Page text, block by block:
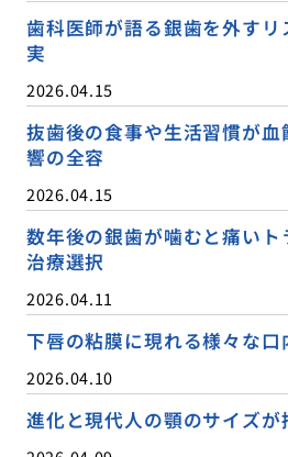
歯科医師が語る銀歯を外す
実
2026.04.15
抜歯後の食事や生活習慣が
響の全容
2026.04.15
数年後の銀歯が噛むと痛い
治療選択
2026.04.11
下唇の粘膜に現れる様々な口
2026.04.10
進化と現代人の顎のサイズ